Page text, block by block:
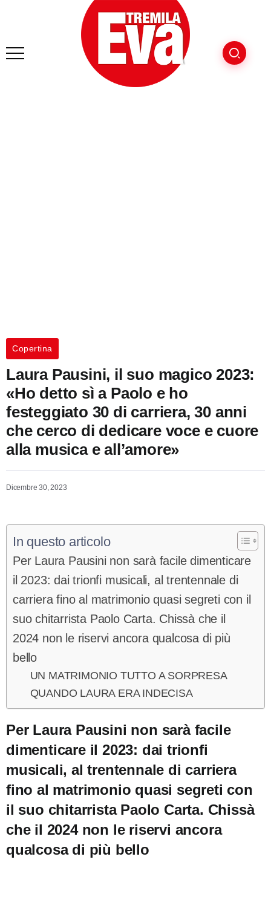
Copertina
Laura Pausini, il suo magico 2023:
«Ho detto sì a Paolo e ho
festeggiato 30 di carriera, 30 anni
che cerco di dedicare voce e cuore
alla musica e all’amore»
Dicembre 30, 2023
In questo articolo
Per Laura Pausini non sarà facile dimenticare
il 2023: dai trionfi musicali, al trentennale di
carriera fino al matrimonio quasi segreti con il
suo chitarrista Paolo Carta. Chissà che il
2024 non le riservi ancora qualcosa di più
bello
UN MATRIMONIO TUTTO A SORPRESA
QUANDO LAURA ERA INDECISA
Per Laura Pausini non sarà facile
dimenticare il 2023: dai trionfi
musicali, al trentennale di carriera
fino al matrimonio quasi segreti con
il suo chitarrista Paolo Carta. Chissà
che il 2024 non le riservi ancora
qualcosa di più bello